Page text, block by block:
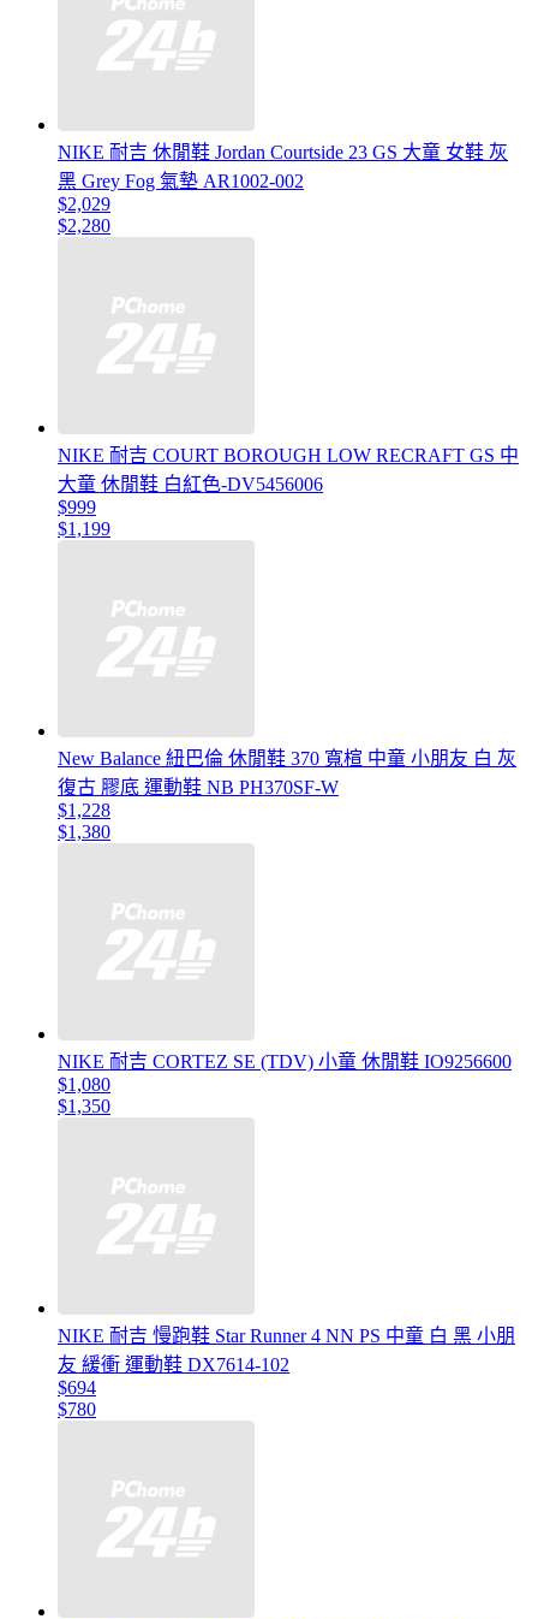
NIKE 耐吉 休閒鞋 Jordan Courtside 23 GS 大童 女鞋 灰
黑 Grey Fog 氣墊 AR1002-002
$2,029
$2,280
NIKE 耐吉 COURT BOROUGH LOW RECRAFT GS 中
大童 休閒鞋 白紅色-DV5456006
$999
$1,199
New Balance 紐巴倫 休閒鞋 370 寬楦 中童 小朋友 白 灰
復古 膠底 運動鞋 NB PH370SF-W
$1,228
$1,380
NIKE 耐吉 CORTEZ SE (TDV) 小童 休閒鞋 IO9256600
$1,080
$1,350
NIKE 耐吉 慢跑鞋 Star Runner 4 NN PS 中童 白 黑 小朋
友 緩衝 運動鞋 DX7614-102
$694
$780